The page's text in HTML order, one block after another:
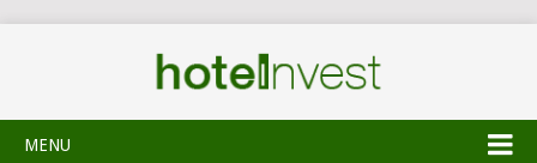
MENU